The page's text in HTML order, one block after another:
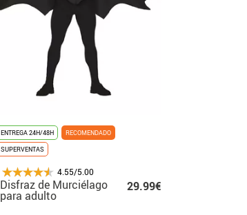
ENTREGA 24H/48H
RECOMENDADO
SUPERVENTAS
4.55/5.00
Disfraz de Murciélago
para adulto
29.99€